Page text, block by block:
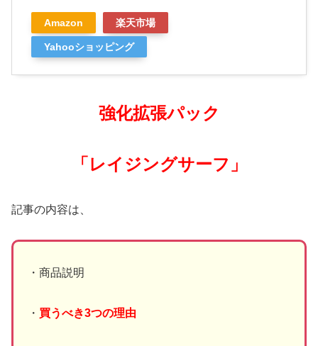
Amazon 楽天市場
Yahooショッピング
強化拡張パック
「レイジングサーフ」
記事の内容は、
・商品説明
・ 買うべき3つの理由